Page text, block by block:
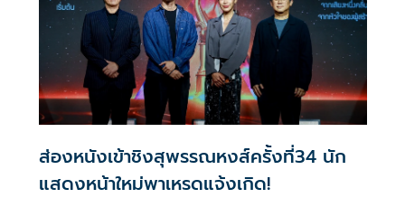
ส่องหนังเข้าชิงสุพรรณหงส์ครั้งที่34 นัก
แสดงหน้าใหม่พาเหรดแจ้งเกิด!